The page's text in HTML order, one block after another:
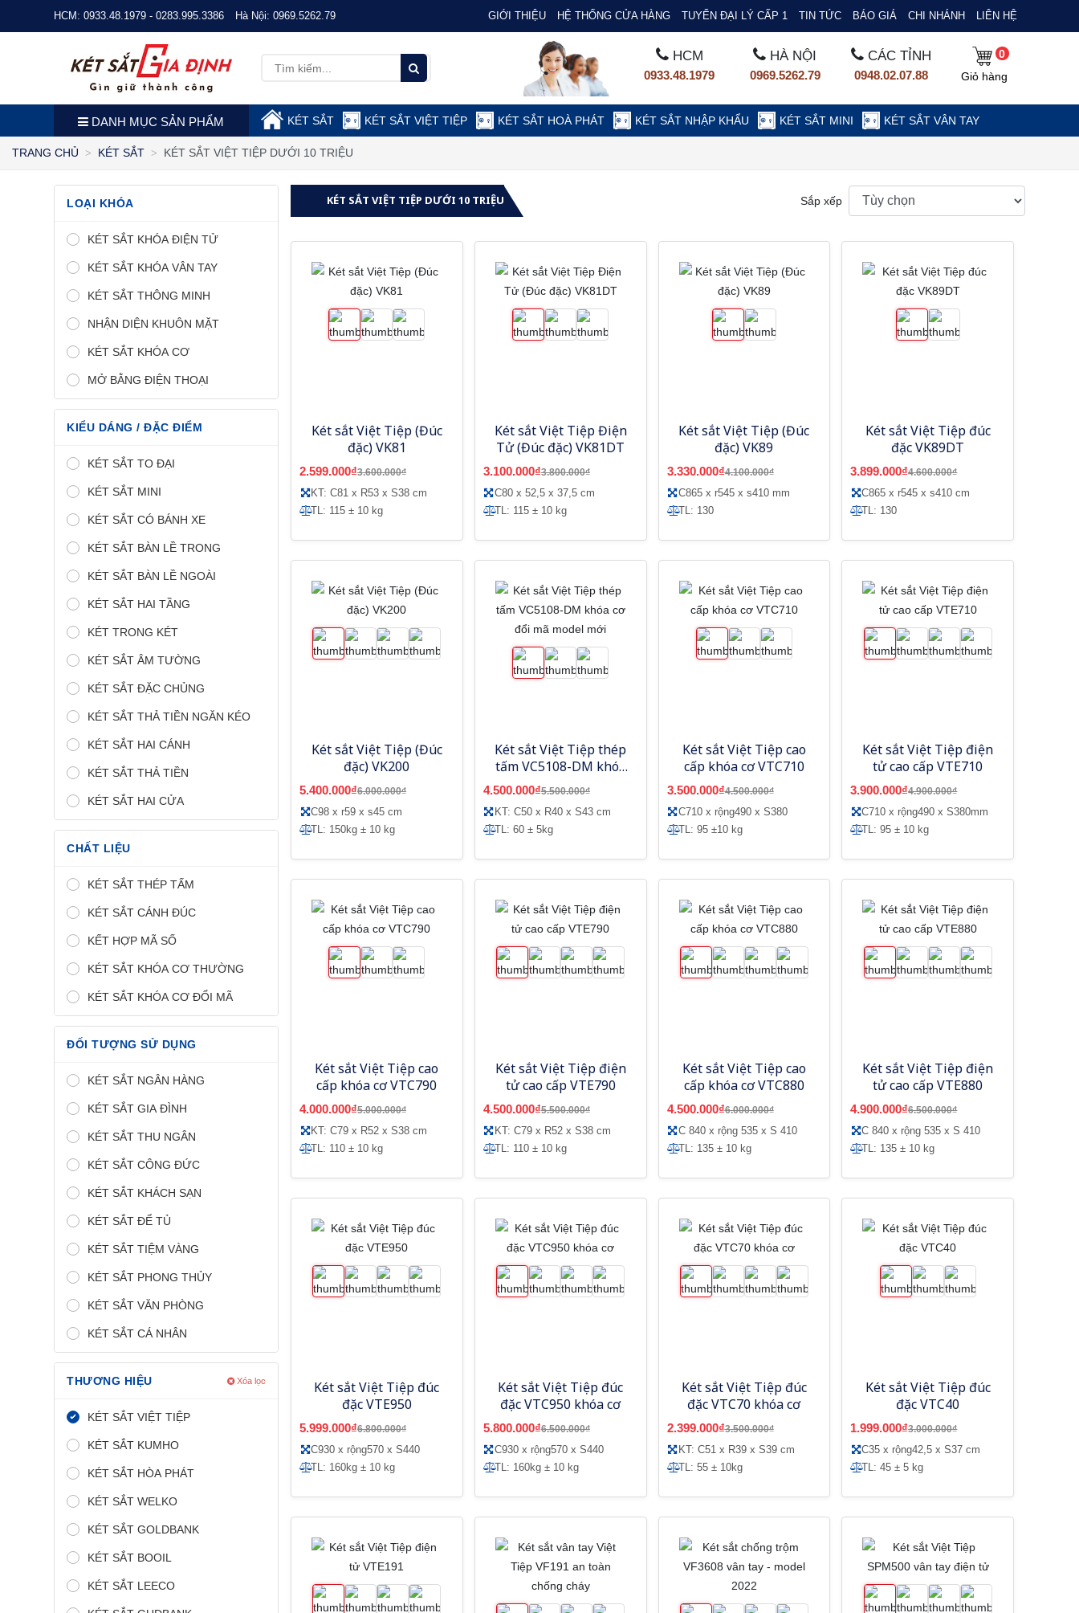
HCM: 0933.48.1979 - 0283.995.3386 Hà Nội: 0969.5262.79 GIỚI THIỆU HỆ THỐNG CỬA HÀNG TUYỂN ĐẠI LÝ CẤP 1 TIN TỨC BÁO GIÁ CHI NHÁNH LIÊN HỆ
HCM
0933.48.1979
HÀ NỘI
0969.5262.79
CÁC TỈNH
0948.02.07.88
0
Giỏ hàng
DANH MỤC SẢN PHẨM KÉT SẮT KÉT SẮT VIỆT TIỆP KÉT SẮT HOÀ PHÁT KÉT SẮT NHẬP KHẨU KÉT SẮT MINI KÉT SẮT VÂN TAY
TRANG CHỦ KÉT SẮT KÉT SẮT VIỆT TIỆP DƯỚI 10 TRIỆU
LOẠI KHÓA
KÉT SẮT KHÓA ĐIỆN TỬ
KÉT SẮT KHÓA VÂN TAY
KÉT SẮT THÔNG MINH
NHẬN DIỆN KHUÔN MẶT
KÉT SẮT KHÓA CƠ
MỞ BẰNG ĐIỆN THOẠI
KIỂU DÁNG / ĐẶC ĐIỂM
KÉT SẮT TO ĐẠI
KÉT SẮT MINI
KÉT SẮT CÓ BÁNH XE
KÉT SẮT BÀN LỀ TRONG
KÉT SẮT BÀN LỀ NGOÀI
KÉT SẮT HAI TẦNG
KÉT TRONG KÉT
KÉT SẮT ÂM TƯỜNG
KÉT SẮT ĐẶC CHỦNG
KÉT SẮT THẢ TIỀN NGĂN KÉO
KÉT SẮT HAI CÁNH
KÉT SẮT THẢ TIỀN
KÉT SẮT HAI CỬA
CHẤT LIỆU
KÉT SẮT THÉP TẤM
KÉT SẮT CÁNH ĐÚC
KẾT HỢP MÃ SỐ
KÉT SẮT KHÓA CƠ THƯỜNG
KÉT SẮT KHÓA CƠ ĐỔI MÃ
ĐỐI TƯỢNG SỬ DỤNG
KÉT SẮT NGÂN HÀNG
KÉT SẮT GIA ĐÌNH
KÉT SẮT THU NGÂN
KÉT SẮT CÔNG ĐỨC
KÉT SẮT KHÁCH SẠN
KÉT SẮT ĐỂ TỦ
KÉT SẮT TIỆM VÀNG
KÉT SẮT PHONG THỦY
KÉT SẮT VĂN PHÒNG
KÉT SẮT CÁ NHÂN
THƯƠNG HIỆU Xóa lọc
KÉT SẮT VIỆT TIỆP
KÉT SẮT KUMHO
KÉT SẮT HÒA PHÁT
KÉT SẮT WELKO
KÉT SẮT GOLDBANK
KÉT SẮT BOOIL
KÉT SẮT LEECO
KÉT SẮT VIỆT TIỆP DƯỚI 10 TRIỆU Sắp xếp
Két sắt Việt Tiệp (Đúc
đặc) VK81
2.599.000₫3.600.000₫
KT: C81 x R53 x S38 cm
TL: 115 ± 10 kg
Két sắt Việt Tiệp Điện
Tử (Đúc đặc) VK81DT
3.100.000₫3.800.000₫
C80 x 52,5 x 37,5 cm
TL: 115 ± 10 kg
Két sắt Việt Tiệp (Đúc
đặc) VK89
3.330.000₫4.100.000₫
C865 x r545 x s410 mm
TL: 130
Két sắt Việt Tiệp đúc
đặc VK89DT
3.899.000₫4.600.000₫
C865 x r545 x s410 cm
TL: 130
Két sắt Việt Tiệp (Đúc
đặc) VK200
5.400.000₫6.000.000₫
C98 x r59 x s45 cm
TL: 150kg ± 10 kg
Két sắt Việt Tiệp thép
tấm VC5108-DM khóa
cơ đổi mã model mới
4.500.000₫5.500.000₫
KT: C50 x R40 x S43 cm
TL: 60 ± 5kg
Két sắt Việt Tiệp cao
cấp khóa cơ VTC710
3.500.000₫4.500.000₫
C710 x rộng490 x S380
TL: 95 ±10 kg
Két sắt Việt Tiệp điện
tử cao cấp VTE710
3.900.000₫4.900.000₫
C710 x rộng490 x S380mm
TL: 95 ± 10 kg
Két sắt Việt Tiệp cao
cấp khóa cơ VTC790
4.000.000₫5.000.000₫
KT: C79 x R52 x S38 cm
TL: 110 ± 10 kg
Két sắt Việt Tiệp điện
tử cao cấp VTE790
4.500.000₫5.500.000₫
KT: C79 x R52 x S38 cm
TL: 110 ± 10 kg
Két sắt Việt Tiệp cao
cấp khóa cơ VTC880
4.500.000₫6.000.000₫
C 840 x rộng 535 x S 410
TL: 135 ± 10 kg
Két sắt Việt Tiệp điện
tử cao cấp VTE880
4.900.000₫6.500.000₫
C 840 x rộng 535 x S 410
TL: 135 ± 10 kg
Két sắt Việt Tiệp đúc
đặc VTE950
5.999.000₫6.800.000₫
C930 x rộng570 x S440
TL: 160kg ± 10 kg
Két sắt Việt Tiệp đúc
đặc VTC950 khóa cơ
5.800.000₫6.500.000₫
C930 x rộng570 x S440
TL: 160kg ± 10 kg
Két sắt Việt Tiệp đúc
đặc VTC70 khóa cơ
2.399.000₫3.500.000₫
KT: C51 x R39 x S39 cm
TL: 55 ± 10kg
Két sắt Việt Tiệp đúc
đặc VTC40
1.999.000₫3.000.000₫
C35 x rộng42,5 x S37 cm
TL: 45 ± 5 kg